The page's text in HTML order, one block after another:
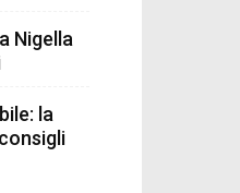
Nigella
la